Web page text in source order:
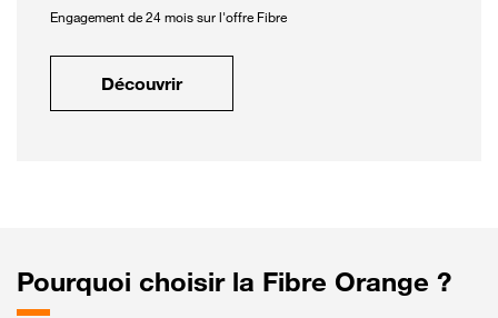
Engagement de 24 mois sur l'offre Fibre
Découvrir
Pourquoi choisir la Fibre Orange ?